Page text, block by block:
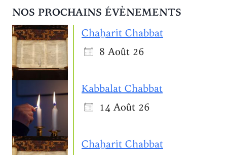
NOS PROCHAINS ÉVÈNEMENTS
Chaẖarit Chabbat
8 Août 26
Kabbalat Chabbat
14 Août 26
Chaẖarit Chabbat